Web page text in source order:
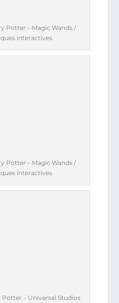
Potter – Magic Wands /
interactives
Potter – Magic Wands /
interactives
– Universal Studios